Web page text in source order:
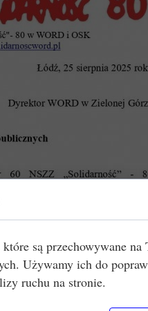
są przechowywane na
Używamy ich do
ruchu na stronie.